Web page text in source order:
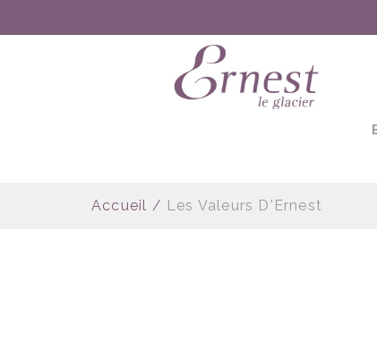
Accueil / Les Valeurs D'Ernest